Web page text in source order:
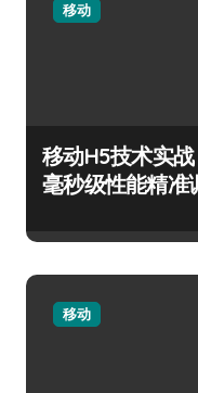
移动
移动H5技术实
毫秒级性能精准
移动